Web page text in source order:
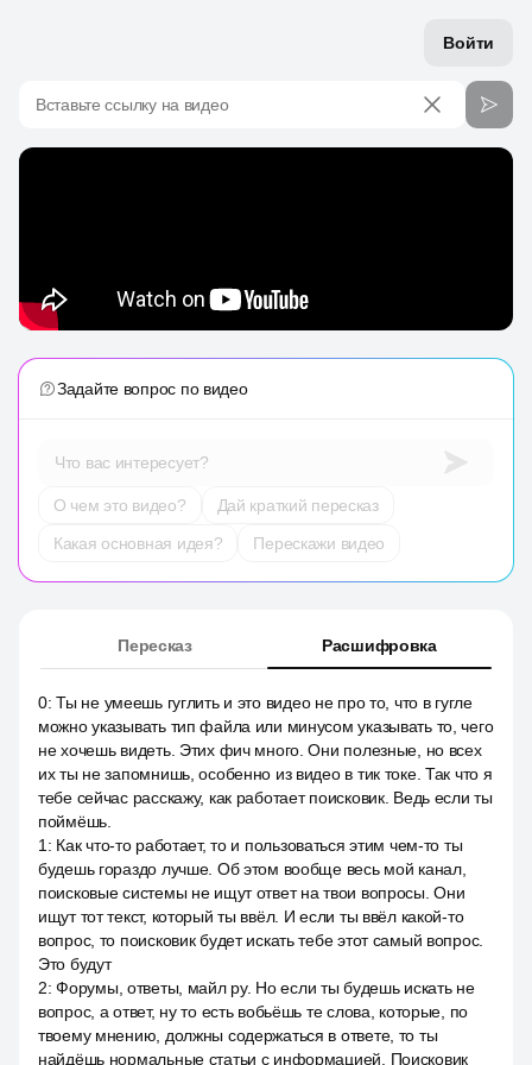
Войти
Вставьте ссылку на видео
Задайте вопрос по видео
Что вас интересует?
О чем это видео?
Дай краткий пересказ
Какая основная идея?
Перескажи видео
Пересказ Расшифровка
0:Ты не умеешь гуглить и это видео не про то, что в гугле
можно указывать тип файла или минусом указывать то, чего
не хочешь видеть. Этих фич много. Они полезные, но всех
их ты не запомнишь, особенно из видео в тик токе. Так что я
тебе сейчас расскажу, как работает поисковик. Ведь если ты
поймёшь.
1 : Как что-то работает, то и пользоваться этим чем-то ты
будешь гораздо лучше. Об этом вообще весь мой канал,
поисковые системы не ищут ответ на твои вопросы. Они
ищут тот текст, который ты ввёл. И если ты ввёл какой-то
вопрос, то поисковик будет искать тебе этот самый вопрос.
Это будут
2:Форумы, ответы, майл ру. Но если ты будешь искать не
вопрос, а ответ, ну то есть вобьёшь те слова, которые, по
твоему мнению, должны содержаться в ответе, то ты
найдёшь нормальные статьи с информацией. Поисковик